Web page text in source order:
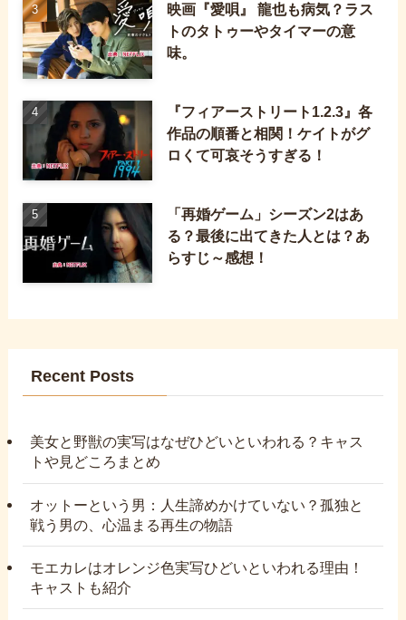
映画『愛唄』 龍也も病気？ラス
トのタトゥーやタイマーの意
味。
『フィアーストリート1.2.3』各
作品の順番と相関！ケイトがグ
ロくて可哀そうすぎる！
「再婚ゲーム」シーズン2はあ
る？最後に出てきた人とは？あ
らすじ～感想！
Recent Posts
美女と野獣の実写はなぜひどいといわれる？キャス
トや見どころまとめ
オットーという男：人生諦めかけていない？孤独と
戦う男の、心温まる再生の物語
モエカレはオレンジ色実写ひどいといわれる理由！
キャストも紹介